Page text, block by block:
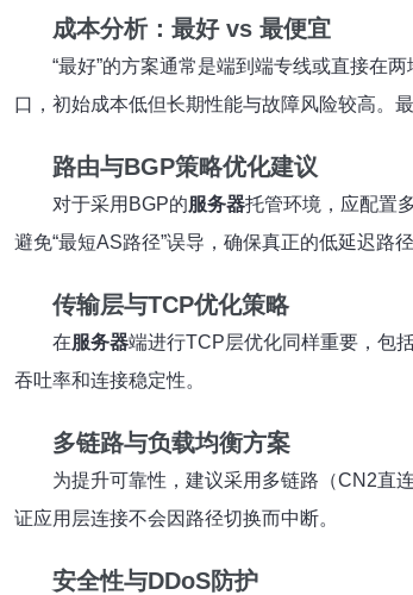
成本分析：最好 vs 最便宜
“最好”的方案通常是端到端专线或直接在
口，初始成本低但长期性能与故障风险较高。
路由与BGP策略优化建议
对于采用BGP的服务器托管环境，应配置
避免“最短AS路径”误导，确保真正的低延迟路径
传输层与TCP优化策略
在服务器端进行TCP层优化同样重要，包
吞吐率和连接稳定性。
多链路与负载均衡方案
为提升可靠性，建议采用多链路（CN2直
证应用层连接不会因路径切换而中断。
安全性与DDoS防护